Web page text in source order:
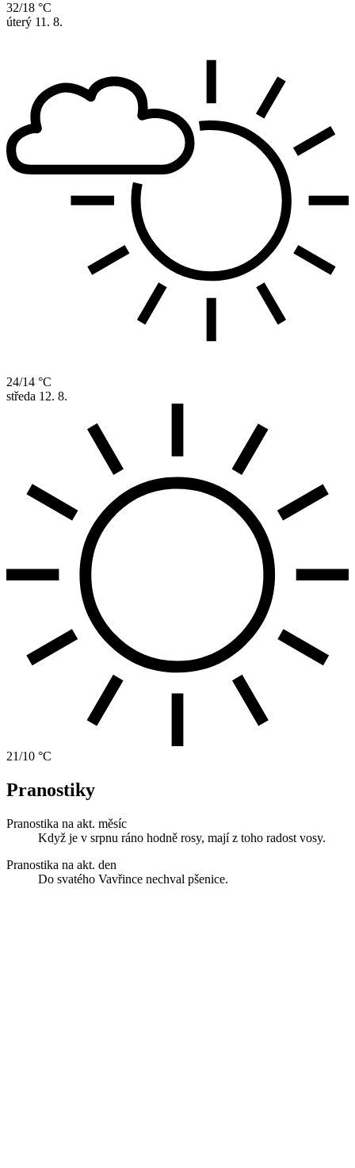
32/18 °C
úterý 11. 8.
24/14 °C
středa 12. 8.
21/10 °C
Pranostiky
Pranostika na akt. měsíc
Když je v srpnu ráno hodně rosy, mají z toho radost vosy.
Pranostika na akt. den
Do svatého Vavřince nechval pšenice.